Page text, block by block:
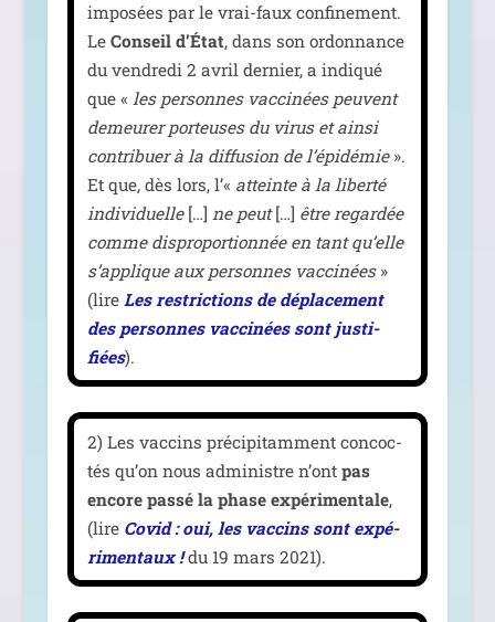
impo­sées par le vrai-faux confi­ne­ment.
Le Conseil d’État, dans son ordon­nance
du ven­dre­di 2 avril der­nier, a indi­qué
que « les per­sonnes vac­ci­nées peuvent
demeu­rer por­teuses du virus et ain­si
contri­buer à la dif­fu­sion de l’épidémie».
Et que, dès lors, l’« atteinte à la liber­té
indi­vi­duelle[…] ne peut[…] être regar­dée
comme dis­pro­por­tion­née en tant qu’elle
s’applique aux per­sonnes vac­ci­nées»
(lire Les res­tric­tions de dépla­ce­ment
des per­sonnes vac­ci­nées sont jus­ti­
fiées).
2) Les vac­cins pré­ci­pi­tam­ment concoc­
tés qu’on nous admi­nistre n’ont pas
encore pas­sé la phase expé­ri­men­tale,
(lire Covid : oui, les vac­cins sont expé­
ri­men­taux !du 19 mars 2021).